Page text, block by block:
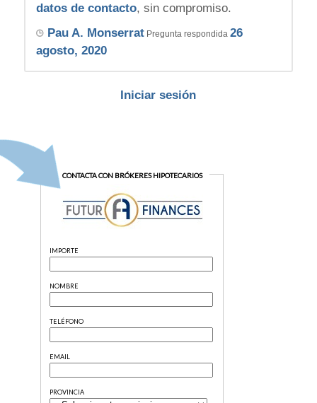
datos de contacto, sin compromiso.
Pau A. MonserratPregunta respondida 26
agosto, 2020
Iniciar sesión